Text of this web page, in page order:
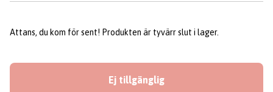
Attans, du kom för sent! Produkten är tyvärr slut i lager.
Ej tillgänglig